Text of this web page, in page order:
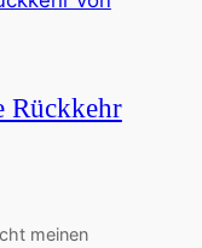
Rückkehr
meinen